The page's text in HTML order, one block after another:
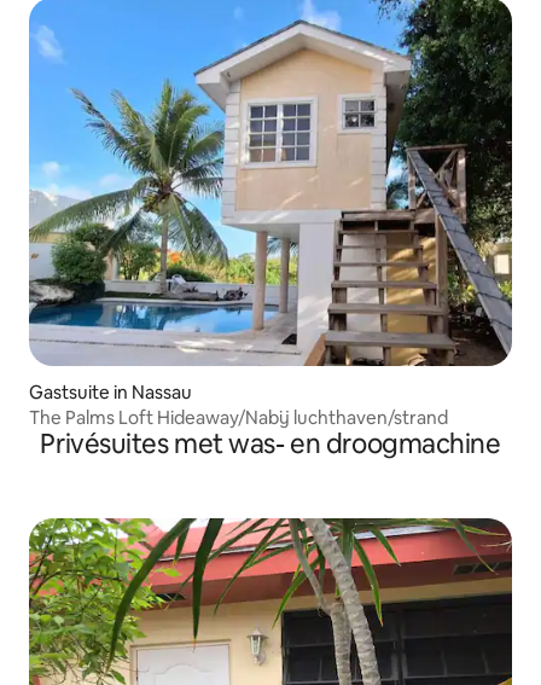
Gastsuite in Nassau
The Palms Loft Hideaway/Nabij luchthaven/strand
Privésuites met was- en droogmachine